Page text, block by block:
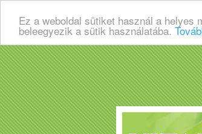
Ez a weboldal sütiket használ a helyes
beleegyezik a sütik használatába.